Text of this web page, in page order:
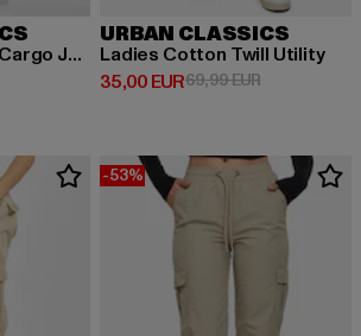
Ladies High Waist Cargo Jogging
EUR 44,99 EUR
URBAN CLASSICS
Ladies Cotton Twill Utility
35,00 EUR
Derzeitiger Preis: 35,00 EUR
69,99 EURAktionspreis:
-53%